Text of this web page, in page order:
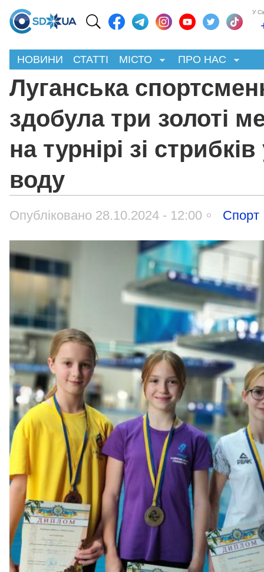
У
НОВИНИ СТАТТІ МІСТО ПРО НАС
Луганська
здобула три золоті
на турнірі зі стрибків
воду
Опубліковано 28.10.2024 - 12:00 Спорт